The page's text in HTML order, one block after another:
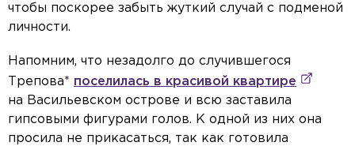
чтобы поскорее забыть жуткий случай с подменой
личности.
Напомним, что незадолго до случившегося
Трепова* поселилась в красивой квартире
на Васильевском острове и всю заставила
гипсовыми фигурами голов. К одной из них она
просила не прикасаться, так как готовила